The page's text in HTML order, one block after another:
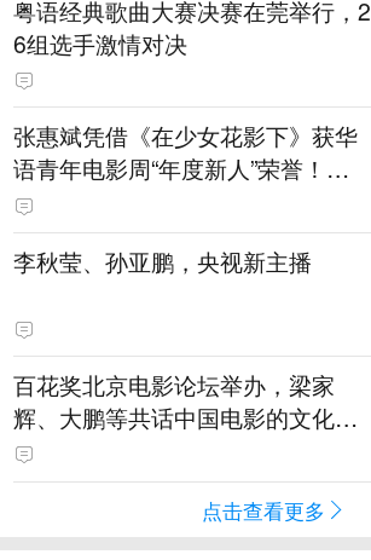
粤语经典歌曲大赛决赛在莞举行，2
6组选手激情对决
张惠斌凭借《在少女花影下》获华
语青年电影周“年度新人”荣誉！该
电影全程在广州取景，采用粤语对
白，主演均为广州本土演员
李秋莹、孙亚鹏，央视新主播
百花奖北京电影论坛举办，梁家
辉、大鹏等共话中国电影的文化建
构
点击查看更多